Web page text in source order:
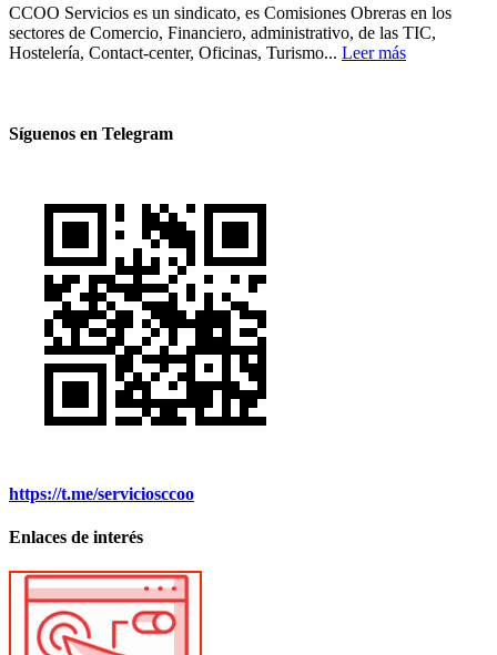
CCOO Servicios es un sindicato, es Comisiones Obreras en los
sectores de Comercio, Financiero, administrativo, de las TIC,
Hostelería, Contact-center, Oficinas, Turismo... Leer más
Síguenos en Telegram
https://t.me/serviciosccoo
Enlaces de interés